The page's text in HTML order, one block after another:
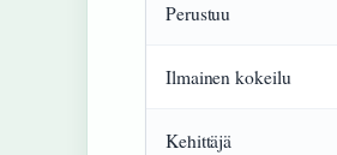
Perustuu
Ilmainen kokeilu
Kehittäjä